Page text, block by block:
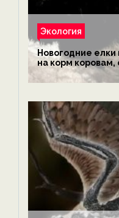
Экология
Новогодние елки
на корм коровам,
обезьянам,
экологии на